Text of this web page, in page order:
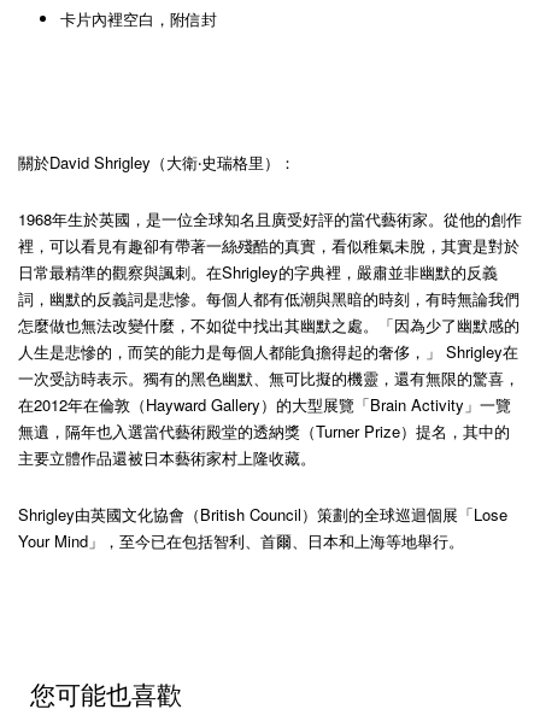
卡片內裡空白，附信封
關於David Shrigley（大衛‧史瑞格里）：
1968年生於英國，是一位全球知名且廣受好評的當代藝術家。從他的創作
裡，可以看見有趣卻有帶著一絲殘酷的真實，看似稚氣未脫，其實是對於
日常最精準的觀察與諷刺。在Shrigley的字典裡，嚴肅並非幽默的反義
詞，幽默的反義詞是悲慘。每個人都有低潮與黑暗的時刻，有時無論我們
怎麼做也無法改變什麼，不如從中找出其幽默之處。「因為少了幽默感的
人生是悲慘的，而笑的能力是每個人都能負擔得起的奢侈，」 Shrigley在
一次受訪時表示。獨有的黑色幽默、無可比擬的機靈，還有無限的驚喜，
在2012年在倫敦（Hayward Gallery）的大型展覽「Brain Activity」一覽
無遺，隔年也入選當代藝術殿堂的透納獎（Turner Prize）提名，其中的
主要立體作品還被日本藝術家村上隆收藏。
Shrigley由英國文化協會（British Council）策劃的全球巡迴個展「Lose
Your Mind」，至今已在包括智利、首爾、日本和上海等地舉行。
您可能也喜歡